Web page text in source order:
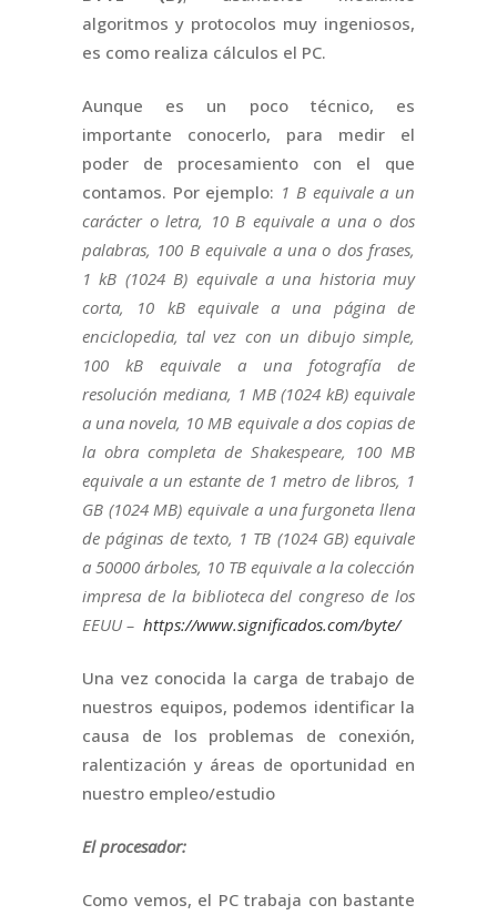
algoritmos y protocolos muy ingeniosos,
es como realiza cálculos el PC.
Aunque es un poco técnico, es
importante conocerlo, para medir el
poder de procesamiento con el que
contamos. Por ejemplo: 1 B equivale a un
carácter o letra, 10 B equivale a una o dos
palabras, 100 B equivale a una o dos frases,
1 kB (1024 B) equivale a una historia muy
corta, 10 kB equivale a una página de
enciclopedia, tal vez con un dibujo simple,
100 kB equivale a una fotografía de
resolución mediana, 1 MB (1024 kB) equivale
a una novela, 10 MB equivale a dos copias de
la obra completa de Shakespeare, 100 MB
equivale a un estante de 1 metro de libros, 1
GB (1024 MB) equivale a una furgoneta llena
de páginas de texto, 1 TB (1024 GB) equivale
a 50000 árboles, 10 TB equivale a la colección
impresa de la biblioteca del congreso de los
EEUU – https://www.significados.com/byte/
Una vez conocida la carga de trabajo de
nuestros equipos, podemos identificar la
causa de los problemas de conexión,
ralentización y áreas de oportunidad en
nuestro empleo/estudio
El procesador:
Como vemos, el PC trabaja con bastante